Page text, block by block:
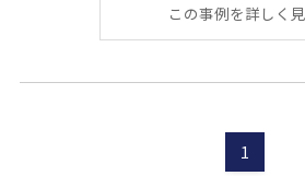
この事例を詳しく
1